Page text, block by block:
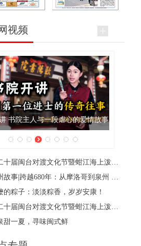
视频
泉州肉粽亮相央视《新闻联播》
的粽子：淡淡粽香，岁岁安康！
甜一夏，寻味闽式鲜